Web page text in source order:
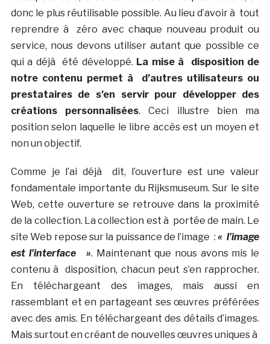
donc le plus réutilisable possible. Au lieu d’avoir à tout
reprendre à zéro avec chaque nouveau produit ou
service, nous devons utiliser autant que possible ce
qui a déjà été développé. La mise à disposition de
notre contenu permet à d’autres utilisateurs ou
prestataires de s’en servir pour développer des
créations personnalisées. Ceci illustre bien ma
position selon laquelle le libre accès est un moyen et
non un objectif.
Comme je l’ai déjà dit, l’ouverture est une valeur
fondamentale importante du Rijksmuseum. Sur le site
Web, cette ouverture se retrouve dans la proximité
de la collection. La collection est à portée de main. Le
site Web repose sur la puissance de l’image :« l’image
est l’interface ». Maintenant que nous avons mis le
contenu à disposition, chacun peut s’en rapprocher.
En téléchargeant des images, mais aussi en
rassemblant et en partageant ses œuvres préférées
avec des amis. En téléchargeant des détails d’images.
Mais surtout en créant de nouvelles œuvres uniques à